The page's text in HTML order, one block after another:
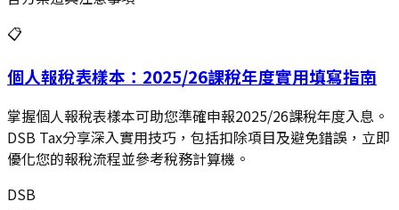
📋
個人報稅表樣本：2025/26課稅年度實用填寫指南
掌握個人報稅表樣本可助您準確申報2025/26課稅年度入息。
DSB Tax分享深入實用技巧，包括扣除項目及避免錯誤，立即
優化您的報稅流程並參考稅務計算機。
DSB